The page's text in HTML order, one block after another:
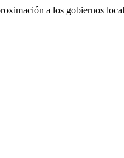
a los gobiernos